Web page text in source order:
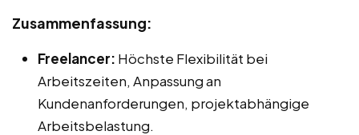
Zusammenfassung:
Freelancer: Höchste Flexibilität bei
Arbeitszeiten, Anpassung an
Kundenanforderungen, projektabhängige
Arbeitsbelastung.